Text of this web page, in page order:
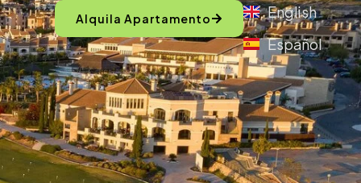
Alquila Apartamento
English
Español